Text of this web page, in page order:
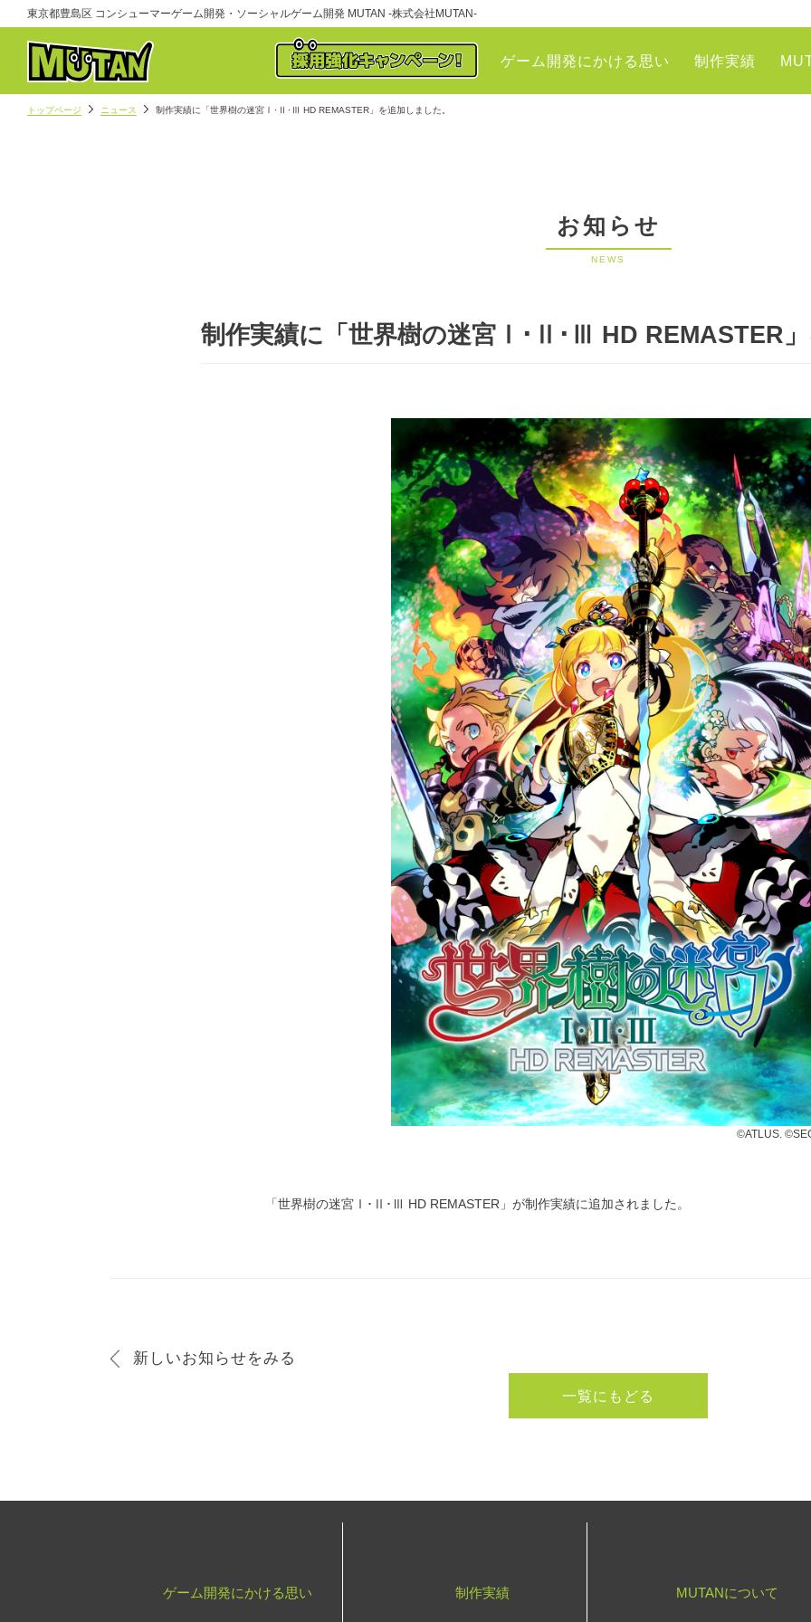
東京都豊島区 コンシューマーゲーム開発・ソーシャルゲーム開発 MUTAN -株式会社MUTAN-
ゲーム開発にかける思い 制作実績
トップページ ニュース 制作実績に「世界樹の迷宮Ⅰ･Ⅱ･Ⅲ HD REMASTER」を追加しました。
お知らせ
NEWS
制作実績に「世界樹の迷宮Ⅰ･Ⅱ･Ⅲ HD REMASTER
©ATLUS.
「世界樹の迷宮Ⅰ･Ⅱ･Ⅲ HD REMASTER」が制作実績に追加されました。
新しいお知らせをみる
一覧にもどる
ゲーム開発にかける思い 制作実績 MUTANについて